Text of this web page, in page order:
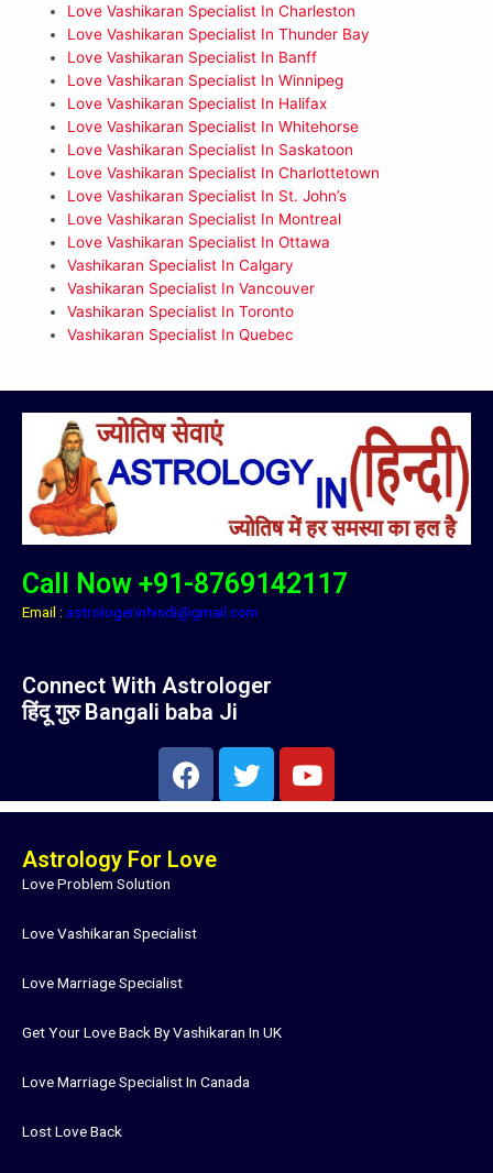
Love Vashikaran Specialist In Charleston
Love Vashikaran Specialist In Thunder Bay
Love Vashikaran Specialist In Banff
Love Vashikaran Specialist In Winnipeg
Love Vashikaran Specialist In Halifax
Love Vashikaran Specialist In Whitehorse
Love Vashikaran Specialist In Saskatoon
Love Vashikaran Specialist In Charlottetown
Love Vashikaran Specialist In St. John’s
Love Vashikaran Specialist In Montreal
Love Vashikaran Specialist In Ottawa
Vashikaran Specialist In Calgary
Vashikaran Specialist In Vancouver
Vashikaran Specialist In Toronto
Vashikaran Specialist In Quebec
Call Now +91-8769142117
Email : astrologerinhindi@gmail.com
Connect With Astrologer
हिंदू गुरु Bangali baba Ji
F
a
c
b
o
T
w
i
Y
o
u
Astrology For Love
Love Problem Solution
Love Vashikaran Specialist
Love Marriage Specialist
Get Your Love Back By Vashikaran In UK
Love Marriage Specialist In Canada
Lost Love Back